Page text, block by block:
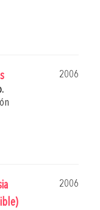
2006
2006